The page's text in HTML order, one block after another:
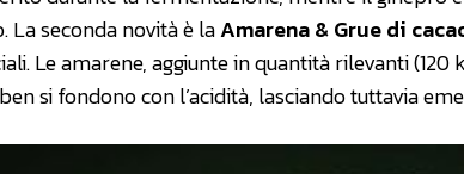
seconda novità è laAmarena & Grue di
Le amarene, aggiunte in quantità rilevanti
si fondono con l’acidità, lasciando tuttavia